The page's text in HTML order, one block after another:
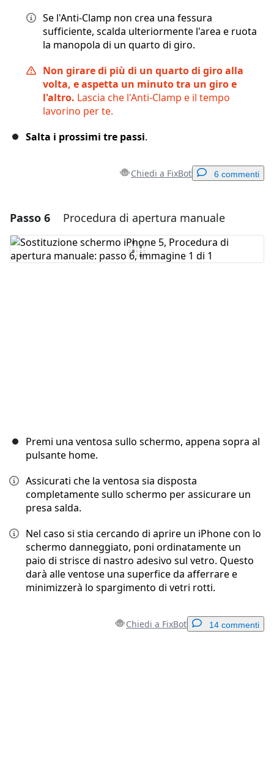
Se l'Anti-Clamp non crea una fessura
sufficiente, scalda ulteriormente l'area e ruota
la manopola di un quarto di giro.
Non girare di più di un quarto di giro alla
volta, e aspetta un minuto tra un giro e
l'altro. Lascia che l'Anti-Clamp e il tempo
lavorino per te.
Salta i prossimi tre passi.
Chiedi a FixBot 6 commenti
Aggiungi un commento
Aggiungi Commento
Passo 6 Procedura di apertura manuale
Premi una ventosa sullo schermo, appena sopra al
pulsante home.
Assicurati che la ventosa sia disposta
completamente sullo schermo per assicurare un
presa salda.
Nel caso si stia cercando di aprire un iPhone con lo
schermo danneggiato, poni ordinatamente un
paio di strisce di nastro adesivo sul vetro. Questo
darà alle ventose una superfice da afferrare e
minimizzerà lo spargimento di vetri rotti.
Chiedi a FixBot 14 commenti